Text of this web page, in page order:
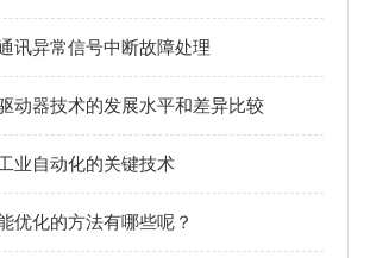
讯异常信号中断故障处理
动器技术的发展水平和差异比较
业自动化的关键技术
优化的方法有哪些呢？